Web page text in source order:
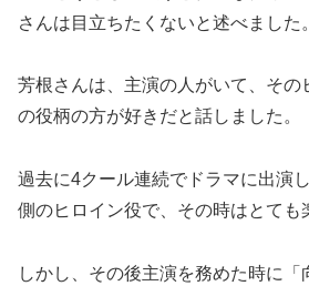
さんは目立ちたくないと述べました。
芳根さんは、主演の人がいて、その
の役柄の方が好きだと話しました。
過去に4クール連続でドラマに出演
側のヒロイン役で、その時はとても
しかし、その後主演を務めた時に